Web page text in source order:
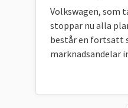
Volkswagen, som
stoppar nu alla
består en fortsatt
marknadsandelar